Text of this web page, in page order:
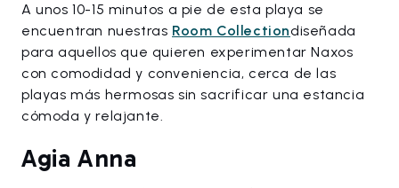
A unos 10-15 minutos a pie de esta playa se
encuentran nuestras Room Collectiondiseñada
para aquellos que quieren experimentar Naxos
con comodidad y conveniencia, cerca de las
playas más hermosas sin sacrificar una estancia
cómoda y relajante.
Agia Anna